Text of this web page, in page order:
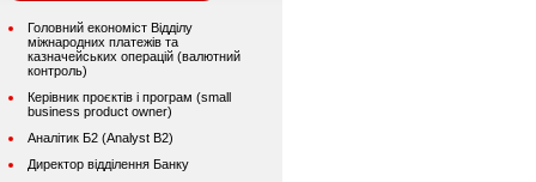
Головний економіст Відділу
міжнародних платежів та
казначейських операцій (валютний
контроль)
Керівник проєктів і програм (small
business product owner)
Аналітик Б2 (Analyst B2)
Директор відділення Банку